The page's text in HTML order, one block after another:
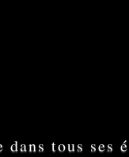
tous ses